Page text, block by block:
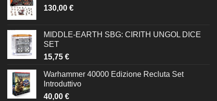
130,00 €
MIDDLE-EARTH SBG: CIRITH UNGOL DICE
SET
15,75 €
Warhammer 40000 Edizione Recluta Set
Introduttivo
40,00 €